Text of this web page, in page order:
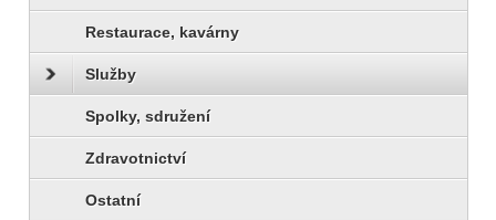
Restaurace, kavárny
Služby
Spolky, sdružení
Zdravotnictví
Ostatní